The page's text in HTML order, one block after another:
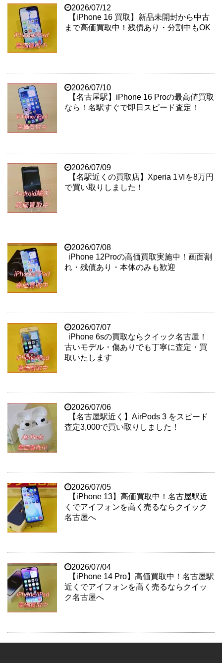
2026/07/12
【iPhone 16 買取】新品未開封から中古
まで高価買取中！残債あり・分割中もOK
2026/07/10
【名古屋駅】iPhone 16 Proの最高値買取
なら！名駅すぐで即日スピード査定！
2026/07/09
【名駅近くの買取店】Xperia 1Ⅵを8万円
で買い取りしました！
2026/07/08
iPhone 12Proの高価買取実施中！画面割
れ・残債あり・本体のみも歓迎
2026/07/07
iPhone 6sの買取ならクイック名古屋！
古いモデル・傷ありでも丁寧に査定・買
取いたします
2026/07/06
【名古屋駅近く】AirPods 3 をスピード
査定3,000で買い取りしました！
2026/07/05
【iPhone 13】高価買取中！名古屋駅近
くでアイフォンを高く売るならクイック
名古屋へ
2026/07/04
【iPhone 14 Pro】高価買取中！名古屋駅
近くでアイフォンを高く売るならクイッ
ク名古屋へ